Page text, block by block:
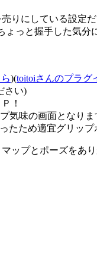
りにしている設定
っと握手した気分
)(toitoiさんのプラグ
さい)
！
味の画面となりま
ため適宜グリップ
ップとポーズをあり